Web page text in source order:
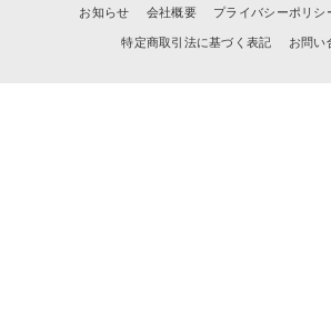
お知らせ 会社概要 プライバシーポリシ
特定商取引法に基づく表記 お問い